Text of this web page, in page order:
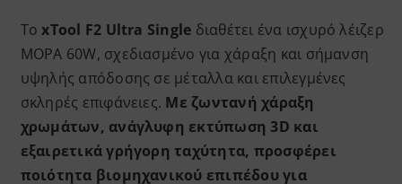
ΤοxTool F2 Ultra Single διαθέτει ένα ισχυρό λέιζερ
MOPA 60W, σχεδιασμένο για χάραξη και σήμανση
υψηλής απόδοσης σε μέταλλα και επιλεγμένες
σκληρές επιφάνειες. Με ζωντανή χάραξη
χρωμάτων, ανάγλυφη εκτύπωση 3D και
εξαιρετικά γρήγορη ταχύτητα, προσφέρει
ποιότητα βιομηχανικού επιπέδου για